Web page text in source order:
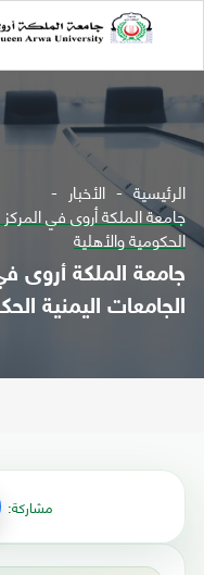
الرئيسية الأخبار
جامعة الملكة أروى في
الحكومية والأهلية
جامعة الملكة أروى
الجامعات اليمنية
مشاركة: